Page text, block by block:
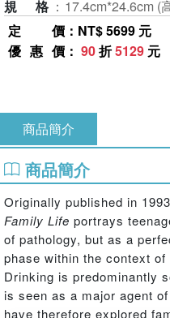
規格 ： 17.4cm*24.6cm (
定價 ：NT$ 5699 元
優惠價 ： 90折5129 元
商品簡介
商品簡介
Originally published in
Family Life portrays
of pathology, but as a
phase within the context
Drinking is predominantly
is seen as a major agent
have therefore explored